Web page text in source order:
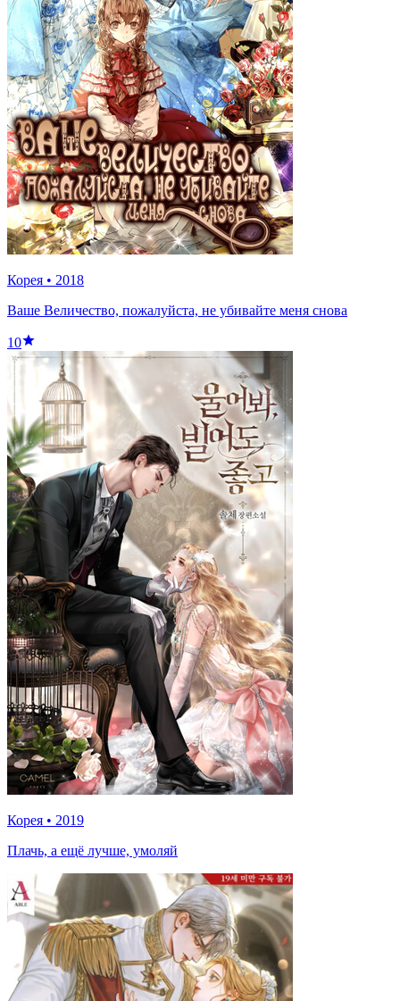
Корея • 2018
Ваше Величество, пожалуйста, не убивайте меня снова
10
Корея • 2019
Плачь, а ещё лучше, умоляй